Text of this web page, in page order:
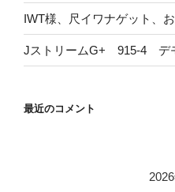
IWT様、尺イワナゲット、
JストリームG+ 915-4 デ
最近のコメント